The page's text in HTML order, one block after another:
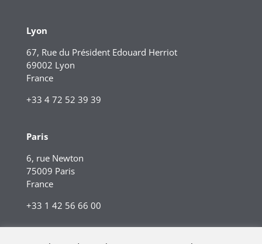
Lyon
67, Rue du Président Edouard Herriot
69002 Lyon
France
+33 4 72 52 39 39
Paris
6, rue Newton
75009 Paris
France
+33 1 42 56 66 00